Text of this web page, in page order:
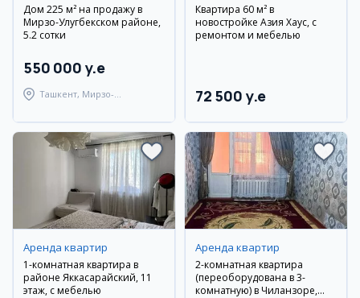
Дом 225 м² на продажу в
Мирзо-Улугбекском районе,
5.2 сотки
550 000 y.e
Ташкент, Мирзо-
Квартира 60 м² в
новостройке Азия Хаус, с
ремонтом и мебелью
72 500 y.e
Аренда квартир
1-комнатная квартира в
районе Яккасарайский, 11
этаж, с мебелью
Аренда квартир
2-комнатная квартира
(переоборудована в 3-
комнатную) в Чиланзоре,